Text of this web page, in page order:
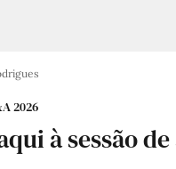
2026
à sessão